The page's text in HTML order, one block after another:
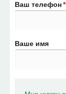
Ваш телефон*
Ваше имя